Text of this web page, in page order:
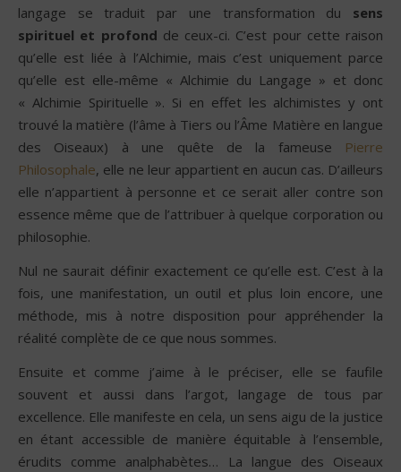
langage se traduit par une transformation du sens
spirituel et profond de ceux-ci. C’est pour cette raison
qu’elle est liée à l’Alchimie, mais c’est uniquement parce
qu’elle est elle-même « Alchimie du Langage » et donc
« Alchimie Spirituelle ». Si en effet les alchimistes y ont
trouvé la matière (l’âme à Tiers ou l’Âme Matière en langue
des Oiseaux) à une quête de la fameuse Pierre
Philosophale, elle ne leur appartient en aucun cas. D’ailleurs
elle n’appartient à personne et ce serait aller contre son
essence même que de l’attribuer à quelque corporation ou
philosophie.
Nul ne saurait définir exactement ce qu’elle est. C’est à la
fois, une manifestation, un outil et plus loin encore, une
méthode, mis à notre disposition pour appréhender la
réalité complète de ce que nous sommes.
Ensuite et comme j’aime à le préciser, elle se faufile
souvent et aussi dans l’argot, langage de tous par
excellence. Elle manifeste en cela, un sens aigu de la justice
en étant accessible de manière équitable à l’ensemble,
érudits comme analphabètes… La langue des Oiseaux